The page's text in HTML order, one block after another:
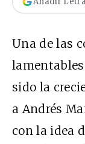
Una de las
sido la
a Andrés
con la idea